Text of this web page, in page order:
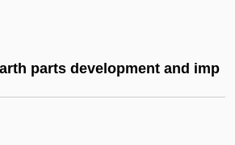
parts development and imp